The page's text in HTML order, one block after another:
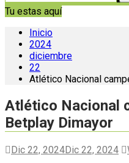
Tu estas aquí
Inicio
2024
diciembre
22
Atlético Nacional
Atlético Nacional
Betplay Dimayor
Dic 22, 2024Dic 22, 2024